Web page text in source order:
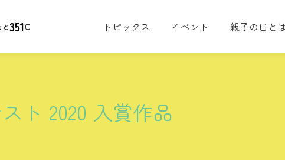
351日 トピックス イベント 親子の日と
ト 2020 入賞作品